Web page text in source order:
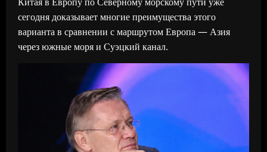
сегодня доказывает многие преимущества этого
варианта в сравнении с маршрутом Европа — Азия
через южные моря и Суэцкий канал.